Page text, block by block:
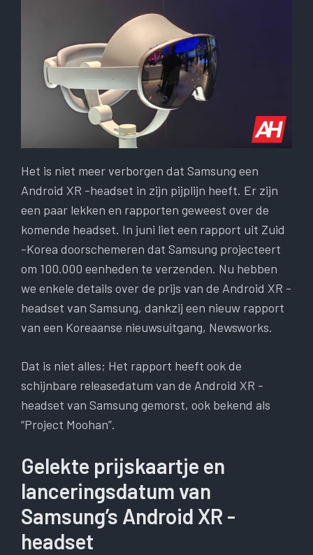
Het is niet meer verborgen dat Samsung een
Android XR -headset in zijn pijplijn heeft. Er zijn
een paar lekken en rapporten geweest over de
komende headset. In juni liet een rapport uit Zuid
-Korea doorschemeren dat Samsung projecteert
om 100.000 eenheden te verzenden. Nu hebben
we enkele details over de prijs van de Android XR -
headset van Samsung, dankzij een nieuw rapport
van een Koreaanse nieuwsuitgang, Newsworks.
Dat is niet alles; Het rapport heeft ook de
schijnbare releasedatum van de Android XR -
headset van Samsung gemorst, ook bekend als
“Project Moohan”.
Gelekte prijskaartje en
lanceringsdatum van
Samsung’s Android XR -
headset